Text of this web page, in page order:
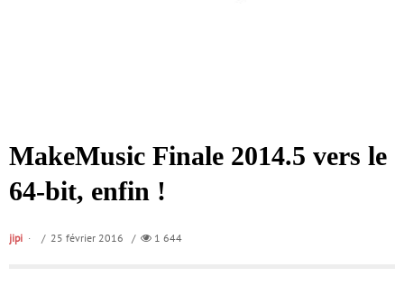
MakeMusic Finale 2014.5 vers le
64-bit, enfin !
jipi / 25 février 2016 / 1 644